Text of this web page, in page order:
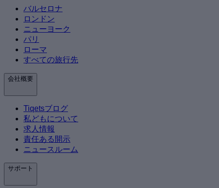
バルセロナ
ロンドン
ニューヨーク
パリ
ローマ
すべての旅行先
会社概要
Tiqetsブログ
私どもについて
求人情報
責任ある開示
ニュースルーム
サポート